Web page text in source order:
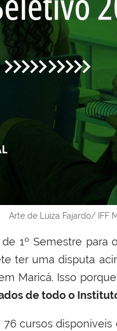
Arte de Luiza Fajardo/ IFF
1º Semestre para
ter uma disputa
Maricá. Isso porque
de todo o
cursos